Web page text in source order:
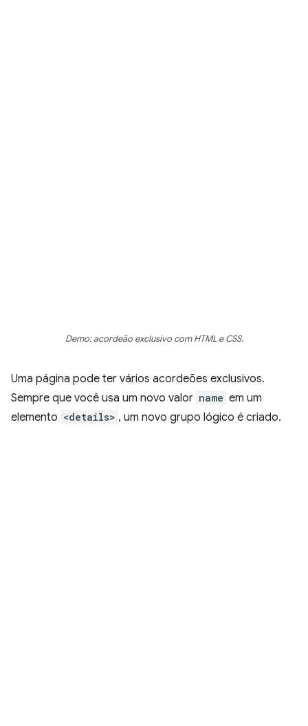
Demo: acordeão exclusivo com HTML e CSS.
Uma página pode ter vários acordeões exclusivos.
Sempre que você usa um novo valor name em um
elemento <details> , um novo grupo lógico é criado.